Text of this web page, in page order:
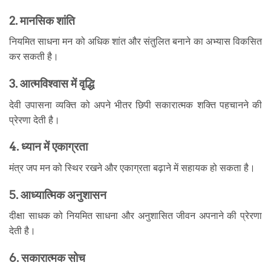
2. मानसिक शांति
नियमित साधना मन को अधिक शांत और संतुलित बनाने का अभ्यास विकसित
कर सकती है।
3. आत्मविश्वास में वृद्धि
देवी उपासना व्यक्ति को अपने भीतर छिपी सकारात्मक शक्ति पहचानने की
प्रेरणा देती है।
4. ध्यान में एकाग्रता
मंत्र जप मन को स्थिर रखने और एकाग्रता बढ़ाने में सहायक हो सकता है।
5. आध्यात्मिक अनुशासन
दीक्षा साधक को नियमित साधना और अनुशासित जीवन अपनाने की प्रेरणा
देती है।
6. सकारात्मक सोच